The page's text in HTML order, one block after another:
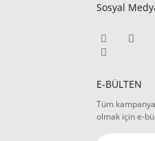
Sosyal
E-BÜLTEN
Tüm
olmak için e-